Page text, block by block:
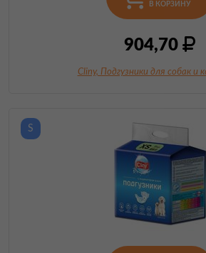
В КОРЗИНУ
904,70
Cliny, Подгузники для собак и
S